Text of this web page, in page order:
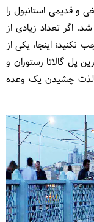
و قدیمی استانبول را
شد. اگر تعداد زیادی از
نکنید؛ اینجا، یکی از
پل گالاتا رستوران‌ و
لذت چشیدن یک وعده